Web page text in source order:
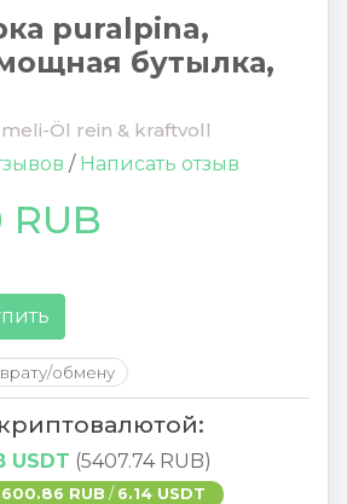
puralpina,
бутылка,
Öl rein & kraftvoll
/ Написать отзыв
обмену
USDT (5407.74 RUB)
600.86 RUB / 6.14 USDT